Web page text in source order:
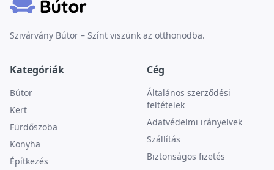
Szivárvány Bútor – Színt viszünk az otthonodba.
Kategóriák
Bútor
Kert
Fürdőszoba
Konyha
Építkezés
Cég
Általános szerződési
feltételek
Adatvédelmi irányelvek
Szállítás
Biztonságos fizetés